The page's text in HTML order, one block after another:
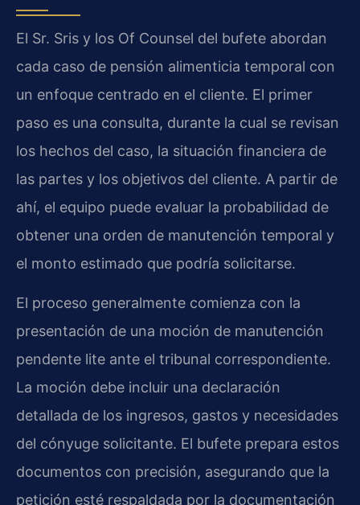
El Sr. Sris y los Of Counsel del bufete abordan
cada caso de pensión alimenticia temporal con
un enfoque centrado en el cliente. El primer
paso es una consulta, durante la cual se revisan
los hechos del caso, la situación financiera de
las partes y los objetivos del cliente. A partir de
ahí, el equipo puede evaluar la probabilidad de
obtener una orden de manutención temporal y
el monto estimado que podría solicitarse.
El proceso generalmente comienza con la
presentación de una moción de manutención
pendente lite ante el tribunal correspondiente.
La moción debe incluir una declaración
detallada de los ingresos, gastos y necesidades
del cónyuge solicitante. El bufete prepara estos
documentos con precisión, asegurando que la
petición esté respaldada por la documentación